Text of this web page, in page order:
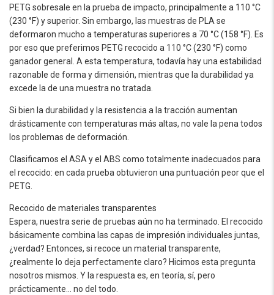
PETG sobresale en la prueba de impacto, principalmente a 110 °C
(230 °F) y superior. Sin embargo, las muestras de PLA se
deformaron mucho a temperaturas superiores a 70 °C (158 °F). Es
por eso que preferimos PETG recocido a 110 °C (230 °F) como
ganador general. A esta temperatura, todavía hay una estabilidad
razonable de forma y dimensión, mientras que la durabilidad ya
excede la de una muestra no tratada.
Si bien la durabilidad y la resistencia a la tracción aumentan
drásticamente con temperaturas más altas, no vale la pena todos
los problemas de deformación.
Clasificamos el ASA y el ABS como totalmente inadecuados para
el recocido: en cada prueba obtuvieron una puntuación peor que el
PETG.
Recocido de materiales transparentes
Espera, nuestra serie de pruebas aún no ha terminado. El recocido
básicamente combina las capas de impresión individuales juntas,
¿verdad? Entonces, si recoce un material transparente,
¿realmente lo deja perfectamente claro? Hicimos esta pregunta
nosotros mismos. Y la respuesta es, en teoría, sí, pero
prácticamente… no del todo.